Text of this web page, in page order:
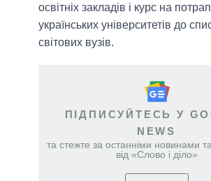
освітніх закладів і курс на
українських університетів до
світових вузів.
ПІДПИСУЙТЕСЬ У
NEWS
та стежте за останніми новинами
від «Слово і діло»